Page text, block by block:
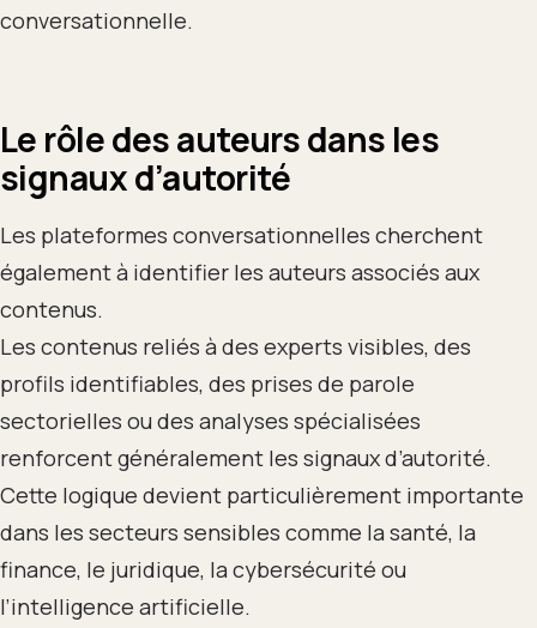
conversationnelle.
Le rôle des auteurs dans les
signaux d’autorité
Les plateformes conversationnelles cherchent
également à identifier les auteurs associés aux
contenus.
Les contenus reliés à des experts visibles, des
profils identifiables, des prises de parole
sectorielles ou des analyses spécialisées
renforcent généralement les signaux d’autorité.
Cette logique devient particulièrement importante
dans les secteurs sensibles comme la santé, la
finance, le juridique, la cybersécurité ou
l’intelligence artificielle.